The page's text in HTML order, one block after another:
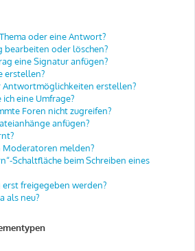
oder eine Antwort?
bearbeiten oder löschen?
eine Signatur anfügen?
erstellen?
Antwortmöglichkeiten erstellen?
eine Umfrage?
Foren nicht zugreifen?
anfügen?
Moderatoren melden?
Schaltfläche beim Schreiben eines
freigegeben werden?
als neu?